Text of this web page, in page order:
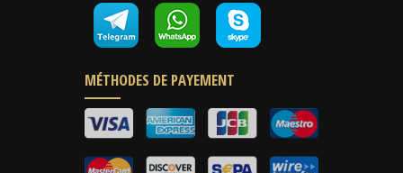
MÉTHODES DE PAYEMENT